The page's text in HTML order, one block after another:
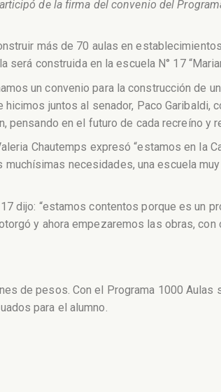
de la firma del convenio del
más de 70 aulas en
será construida en la escuela N° 17
un convenio para la construcción de
juntos al senador, Paco Garibaldi,
pensando en el futuro de cada recreíno y
Chautemps expresó “estamos en la
necesidades, una escuela
dijo: “estamos contentos porque es un
y ahora empezaremos las obras,
de pesos. Con el Programa 1000
para el alumno.